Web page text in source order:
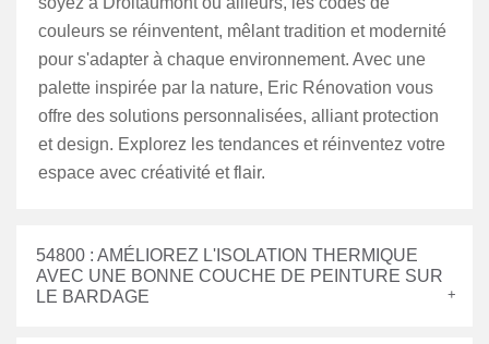
couleurs se réinventent, mêlant tradition et modernité
pour s'adapter à chaque environnement. Avec une
palette inspirée par la nature, Eric Rénovation vous
offre des solutions personnalisées, alliant protection
et design. Explorez les tendances et réinventez votre
espace avec créativité et flair.
54800 : AMÉLIOREZ L'ISOLATION THERMIQUE
AVEC UNE BONNE COUCHE DE PEINTURE SUR
LE BARDAGE